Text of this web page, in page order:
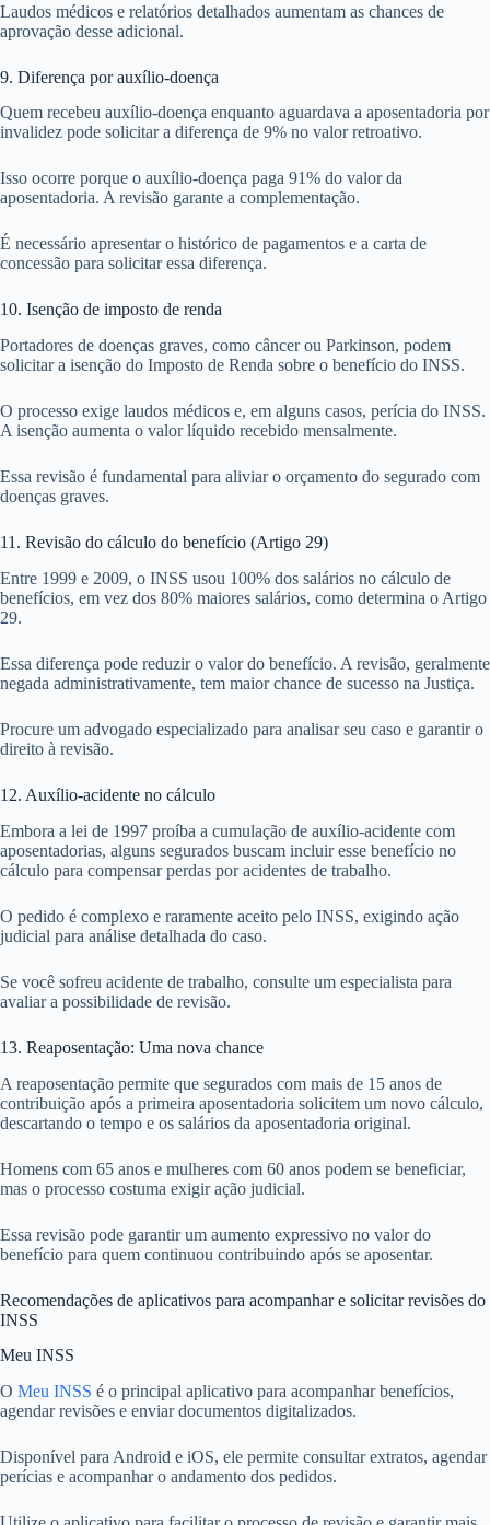
Laudos médicos e relatórios detalhados aumentam as chances de
aprovação desse adicional.
9. Diferença por auxílio-doença
Quem recebeu auxílio-doença enquanto aguardava a aposentadoria por
invalidez pode solicitar a diferença de 9% no valor retroativo.
Isso ocorre porque o auxílio-doença paga 91% do valor da
aposentadoria. A revisão garante a complementação.
É necessário apresentar o histórico de pagamentos e a carta de
concessão para solicitar essa diferença.
10. Isenção de imposto de renda
Portadores de doenças graves, como câncer ou Parkinson, podem
solicitar a isenção do Imposto de Renda sobre o benefício do INSS.
O processo exige laudos médicos e, em alguns casos, perícia do INSS.
A isenção aumenta o valor líquido recebido mensalmente.
Essa revisão é fundamental para aliviar o orçamento do segurado com
doenças graves.
11. Revisão do cálculo do benefício (Artigo 29)
Entre 1999 e 2009, o INSS usou 100% dos salários no cálculo de
benefícios, em vez dos 80% maiores salários, como determina o Artigo
29.
Essa diferença pode reduzir o valor do benefício. A revisão, geralmente
negada administrativamente, tem maior chance de sucesso na Justiça.
Procure um advogado especializado para analisar seu caso e garantir o
direito à revisão.
12. Auxílio-acidente no cálculo
Embora a lei de 1997 proíba a cumulação de auxílio-acidente com
aposentadorias, alguns segurados buscam incluir esse benefício no
cálculo para compensar perdas por acidentes de trabalho.
O pedido é complexo e raramente aceito pelo INSS, exigindo ação
judicial para análise detalhada do caso.
Se você sofreu acidente de trabalho, consulte um especialista para
avaliar a possibilidade de revisão.
13. Reaposentação: Uma nova chance
A reaposentação permite que segurados com mais de 15 anos de
contribuição após a primeira aposentadoria solicitem um novo cálculo,
descartando o tempo e os salários da aposentadoria original.
Homens com 65 anos e mulheres com 60 anos podem se beneficiar,
mas o processo costuma exigir ação judicial.
Essa revisão pode garantir um aumento expressivo no valor do
benefício para quem continuou contribuindo após se aposentar.
Recomendações de aplicativos para acompanhar e solicitar revisões do
INSS
Meu INSS
O Meu INSS é o principal aplicativo para acompanhar benefícios,
agendar revisões e enviar documentos digitalizados.
Disponível para Android e iOS, ele permite consultar extratos, agendar
perícias e acompanhar o andamento dos pedidos.